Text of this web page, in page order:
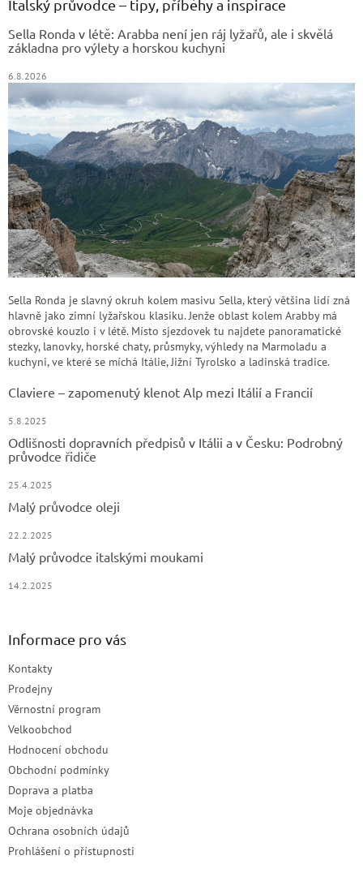
Italský průvodce – tipy, příběhy a inspirace
Sella Ronda v létě: Arabba není jen ráj lyžařů, ale i skvělá
základna pro výlety a horskou kuchyni
6.8.2026
Sella Ronda je slavný okruh kolem masivu Sella, který většina lidí zná
hlavně jako zimní lyžařskou klasiku. Jenže oblast kolem Arabby má
obrovské kouzlo i v létě. Místo sjezdovek tu najdete panoramatické
stezky, lanovky, horské chaty, průsmyky, výhledy na Marmoladu a
kuchyni, ve které se míchá Itálie, Jižní Tyrolsko a ladinská tradice.
Claviere – zapomenutý klenot Alp mezi Itálií a Francií
5.8.2025
Odlišnosti dopravních předpisů v Itálii a v Česku: Podrobný
průvodce řidiče
25.4.2025
Malý průvodce oleji
22.2.2025
Malý průvodce italskými moukami
14.2.2025
Informace pro vás
Kontakty
Prodejny
Věrnostní program
Velkoobchod
Hodnocení obchodu
Obchodní podmínky
Doprava a platba
Moje objednávka
Ochrana osobních údajů
Prohlášení o přístupnosti